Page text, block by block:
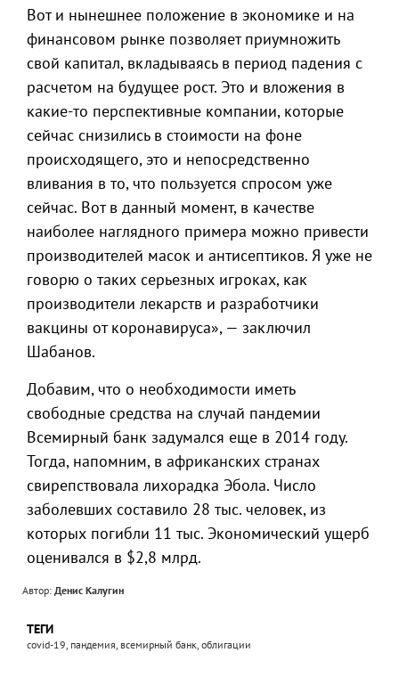
Вот и нынешнее положение в экономике и на
финансовом рынке позволяет приумножить
свой капитал, вкладываясь в период падения с
расчетом на будущее рост. Это и вложения в
какие-то перспективные компании, которые
сейчас снизились в стоимости на фоне
происходящего, это и непосредственно
вливания в то, что пользуется спросом уже
сейчас. Вот в данный момент, в качестве
наиболее наглядного примера можно привести
производителей масок и антисептиков. Я уже не
говорю о таких серьезных игроках, как
производители лекарств и разработчики
вакцины от коронавируса», — заключил
Шабанов.
Добавим, что о необходимости иметь
свободные средства на случай пандемии
Всемирный банк задумался еще в 2014 году.
Тогда, напомним, в африканских странах
свирепствовала лихорадка Эбола. Число
заболевших составило 28 тыс. человек, из
которых погибли 11 тыс. Экономический ущерб
оценивался в $2,8 млрд.
Автор: Денис Калугин
ТЕГИ
covid-19, пандемия, всемирный банк, облигации